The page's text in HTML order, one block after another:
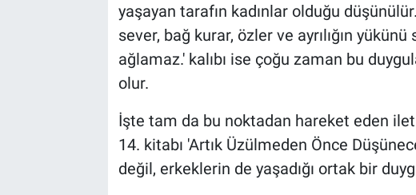
yaşayan tarafın kadınlar olduğu
sever, bağ kurar, özler ve ayrılığın
ağlamaz.' kalıbı ise çoğu zaman bu
olur.
İşte tam da bu noktadan hareket eden
14. kitabı 'Artık Üzülmeden Önce
değil, erkeklerin de yaşadığı ortak bir